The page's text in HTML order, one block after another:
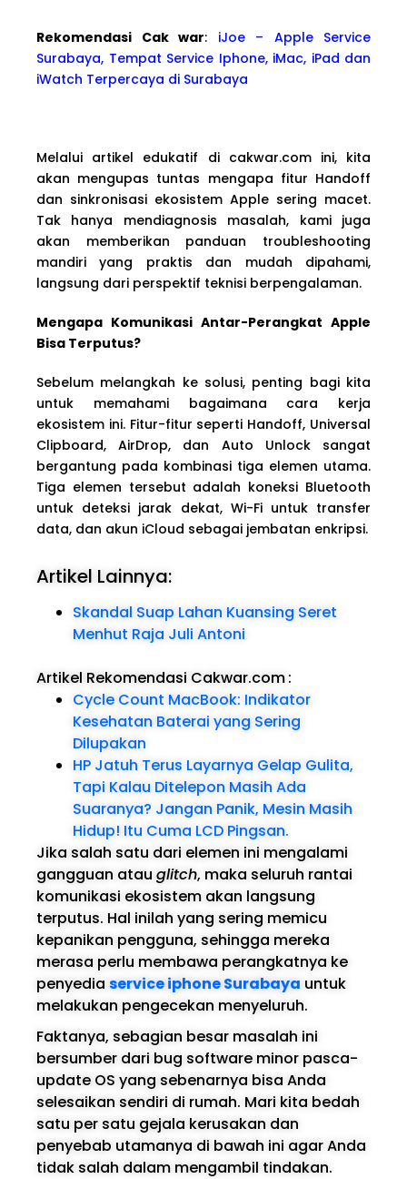
Rekomendasi Cak war: iJoe – Apple Service
Surabaya, Tempat Service Iphone, iMac, iPad dan
iWatch Terpercaya di Surabaya
Melalui artikel edukatif di cakwar.com ini, kita
akan mengupas tuntas mengapa fitur Handoff
dan sinkronisasi ekosistem Apple sering macet.
Tak hanya mendiagnosis masalah, kami juga
akan memberikan panduan troubleshooting
mandiri yang praktis dan mudah dipahami,
langsung dari perspektif teknisi berpengalaman.
Mengapa Komunikasi Antar-Perangkat Apple
Bisa Terputus?
Sebelum melangkah ke solusi, penting bagi kita
untuk memahami bagaimana cara kerja
ekosistem ini. Fitur-fitur seperti Handoff, Universal
Clipboard, AirDrop, dan Auto Unlock sangat
bergantung pada kombinasi tiga elemen utama.
Tiga elemen tersebut adalah koneksi Bluetooth
untuk deteksi jarak dekat, Wi-Fi untuk transfer
data, dan akun iCloud sebagai jembatan enkripsi.
Artikel Lainnya:
Skandal Suap Lahan Kuansing Seret
Menhut Raja Juli Antoni
Artikel Rekomendasi Cakwar.com:
Cycle Count MacBook: Indikator
Kesehatan Baterai yang Sering
Dilupakan
HP Jatuh Terus Layarnya Gelap Gulita,
Tapi Kalau Ditelepon Masih Ada
Suaranya? Jangan Panik, Mesin Masih
Hidup! Itu Cuma LCD Pingsan.
Jika salah satu dari elemen ini mengalami
gangguan atau glitch, maka seluruh rantai
komunikasi ekosistem akan langsung
terputus. Hal inilah yang sering memicu
kepanikan pengguna, sehingga mereka
merasa perlu membawa perangkatnya ke
penyedia service iphone Surabaya untuk
melakukan pengecekan menyeluruh.
Faktanya, sebagian besar masalah ini
bersumber dari bug software minor pasca-
update OS yang sebenarnya bisa Anda
selesaikan sendiri di rumah. Mari kita bedah
satu per satu gejala kerusakan dan
penyebab utamanya di bawah ini agar Anda
tidak salah dalam mengambil tindakan.